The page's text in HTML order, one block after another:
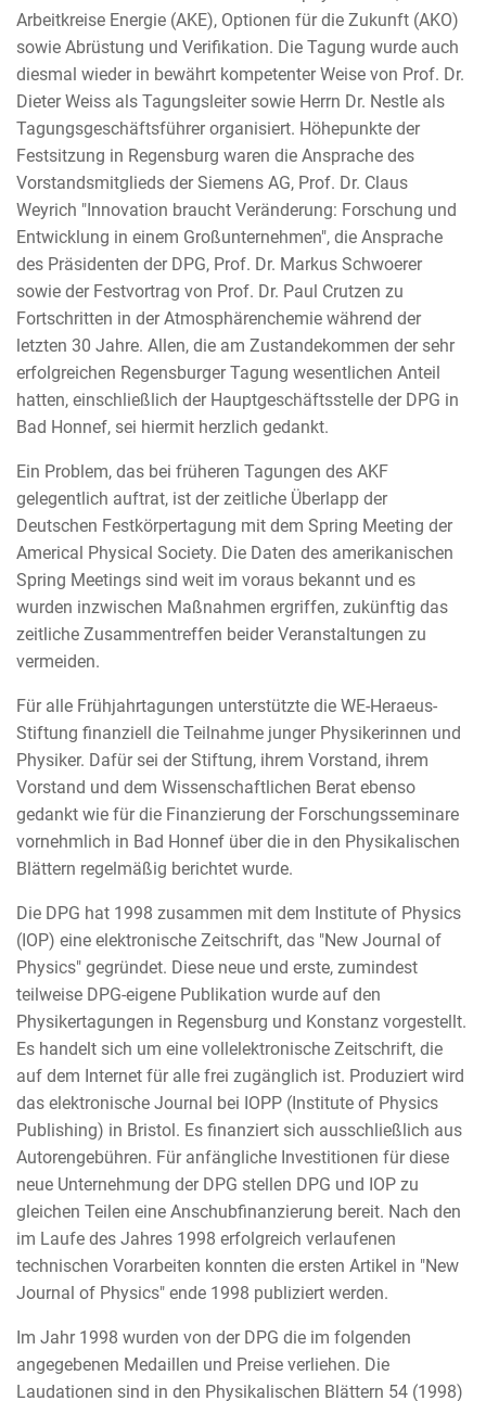
Arbeitkreise Energie (AKE), Optionen für die Zukunft (AKO)
sowie Abrüstung und Verifikation. Die Tagung wurde auch
diesmal wieder in bewährt kompetenter Weise von Prof. Dr.
Dieter Weiss als Tagungsleiter sowie Herrn Dr. Nestle als
Tagungsgeschäftsführer organisiert. Höhepunkte der
Festsitzung in Regensburg waren die Ansprache des
Vorstandsmitglieds der Siemens AG, Prof. Dr. Claus
Weyrich "Innovation braucht Veränderung: Forschung und
Entwicklung in einem Großunternehmen", die Ansprache
des Präsidenten der DPG, Prof. Dr. Markus Schwoerer
sowie der Festvortrag von Prof. Dr. Paul Crutzen zu
Fortschritten in der Atmosphärenchemie während der
letzten 30 Jahre. Allen, die am Zustandekommen der sehr
erfolgreichen Regensburger Tagung wesentlichen Anteil
hatten, einschließlich der Hauptgeschäftsstelle der DPG in
Bad Honnef, sei hiermit herzlich gedankt.
Ein Problem, das bei früheren Tagungen des AKF
gelegentlich auftrat, ist der zeitliche Überlapp der
Deutschen Festkörpertagung mit dem Spring Meeting der
Americal Physical Society. Die Daten des amerikanischen
Spring Meetings sind weit im voraus bekannt und es
wurden inzwischen Maßnahmen ergriffen, zukünftig das
zeitliche Zusammentreffen beider Veranstaltungen zu
vermeiden.
Für alle Frühjahrtagungen unterstützte die WE-Heraeus-
Stiftung finanziell die Teilnahme junger Physikerinnen und
Physiker. Dafür sei der Stiftung, ihrem Vorstand, ihrem
Vorstand und dem Wissenschaftlichen Berat ebenso
gedankt wie für die Finanzierung der Forschungsseminare
vornehmlich in Bad Honnef über die in den Physikalischen
Blättern regelmäßig berichtet wurde.
Die DPG hat 1998 zusammen mit dem Institute of Physics
(IOP) eine elektronische Zeitschrift, das "New Journal of
Physics" gegründet. Diese neue und erste, zumindest
teilweise DPG-eigene Publikation wurde auf den
Physikertagungen in Regensburg und Konstanz vorgestellt.
Es handelt sich um eine vollelektronische Zeitschrift, die
auf dem Internet für alle frei zugänglich ist. Produziert wird
das elektronische Journal bei IOPP (Institute of Physics
Publishing) in Bristol. Es finanziert sich ausschließlich aus
Autorengebühren. Für anfängliche Investitionen für diese
neue Unternehmung der DPG stellen DPG und IOP zu
gleichen Teilen eine Anschubfinanzierung bereit. Nach den
im Laufe des Jahres 1998 erfolgreich verlaufenen
technischen Vorarbeiten konnten die ersten Artikel in "New
Journal of Physics" ende 1998 publiziert werden.
Im Jahr 1998 wurden von der DPG die im folgenden
angegebenen Medaillen und Preise verliehen. Die
Laudationen sind in den Physikalischen Blättern 54 (1998)